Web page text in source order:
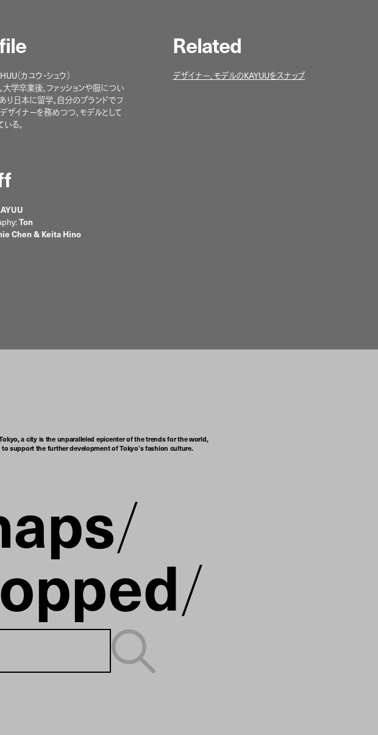
（カユウ・シュウ）
大学卒業後、ファッションや服につい
り日本に留学。自分のブランドでフ
ザイナーを務めつつ、モデルとして
る。
Related
デザイナー、モデルのKAYUUをスナップ
Ton
Chen & Keita Hino
a city is the unparalleled epicenter of the trends for the world,
support the further development of Tokyo’s fashion culture.